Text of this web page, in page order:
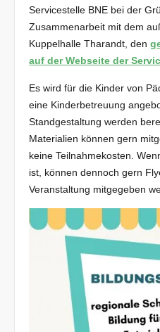
Servicestelle BNE bei der
Zusammenarbeit mit dem
Kuppelhalle Tharandt, den
auf der Webseite der
Es wird für die Kinder von
eine Kinderbetreuung
Standgestaltung werden
Materialien können gern
keine Teilnahmekosten.
ist, können dennoch gern
Veranstaltung mitgegeben